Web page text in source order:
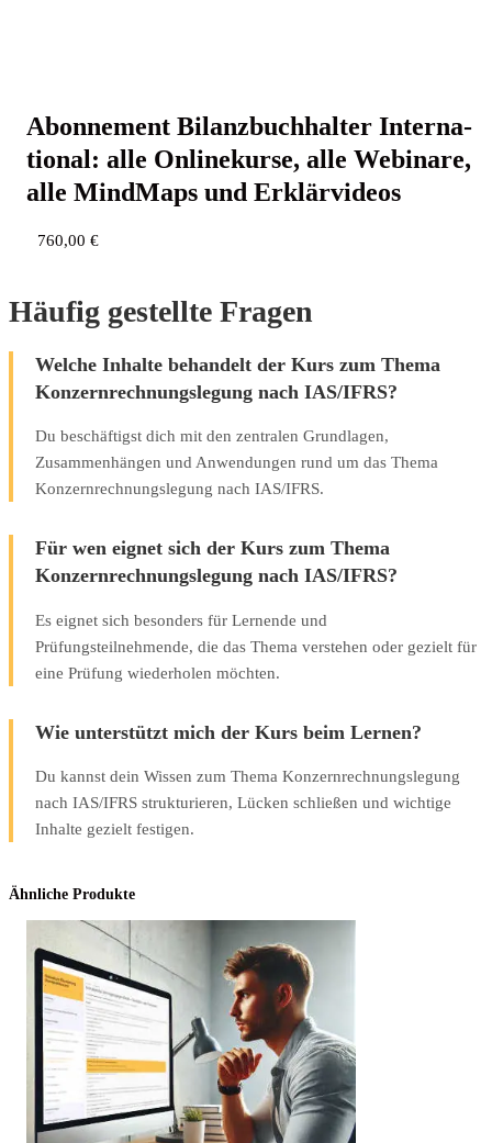
Abon­ne­ment Bilanz­buch­hal­ter Inter­na­
tio­nal: alle Online­kur­se, alle Web­i­na­re,
alle Mind­Maps und Erklärvideos
760,00 €
Häufig gestellte Fragen
Welche Inhalte behandelt der Kurs zum Thema
Konzernrechnungslegung nach IAS/IFRS?
Du beschäftigst dich mit den zentralen Grundlagen,
Zusammenhängen und Anwendungen rund um das Thema
Konzernrechnungslegung nach IAS/IFRS.
Für wen eignet sich der Kurs zum Thema
Konzernrechnungslegung nach IAS/IFRS?
Es eignet sich besonders für Lernende und
Prüfungsteilnehmende, die das Thema verstehen oder gezielt für
eine Prüfung wiederholen möchten.
Wie unterstützt mich der Kurs beim Lernen?
Du kannst dein Wissen zum Thema Konzernrechnungslegung
nach IAS/IFRS strukturieren, Lücken schließen und wichtige
Inhalte gezielt festigen.
Ähnliche Produkte